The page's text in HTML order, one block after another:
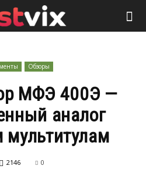
Обзоры
МФЭ 400Э —
аналог
2146 0